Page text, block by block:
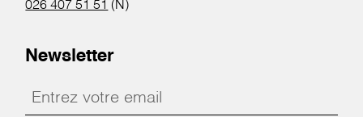
026 407 51 51 (N)
Newsletter